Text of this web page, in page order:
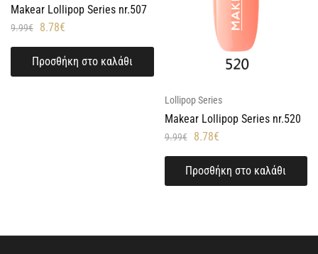
Makear Lollipop Series nr.507
9.99€ 8.78€
Προσθήκη στο καλάθι
Lollipop Series
Makear Lollipop Series nr.520
9.99€ 8.78€
Προσθήκη στο καλάθι